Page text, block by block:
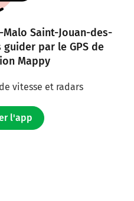
Saint-Jouan-des-
par le GPS de
Mappy
vitesse et radars
l'app